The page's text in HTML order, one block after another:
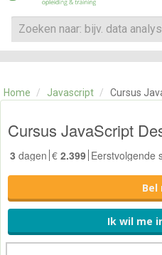
CATEGORIE
OVER ONS
SKILLS ALCHEMIST
Home / Javascript / Cursus
Cursus JavaScript
3 dagen € 2.399 Eerstvolgende
Bel
Ik wil me